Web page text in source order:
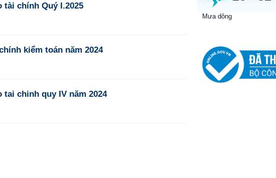
tài chính Quý I.2025
kiểm toán năm 2024
tai chinh quy IV năm 2024